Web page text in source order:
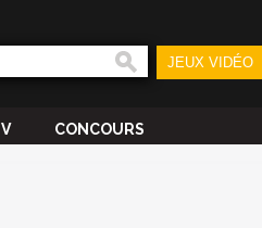
JEUX VIDÉO
CONCOURS